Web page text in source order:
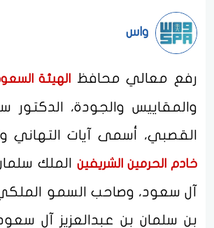
واس
رفع معالي محافظ الهيئة
والمقاييس والجودة، الدكتور
القصبي، أسمى آيات التهاني
خادم الحرمين الشريفين الملك
آل سعود، وصاحب السمو
بن سلمان بن عبدالعزيز آل